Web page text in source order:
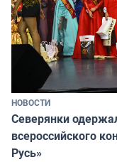
НОВОСТИ
Северянки
всероссийского
Русь»